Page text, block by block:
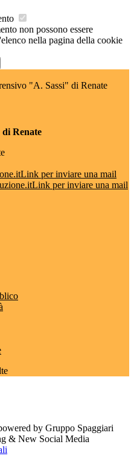
non possono essere
nella pagina della cookie
"A. Sassi" di Renate
Renate
Link per inviare una mail
Link per inviare una mail
by Gruppo Spaggiari
& New Social Media